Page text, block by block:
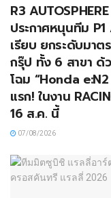
R3
ประกาศหนุนทีม
เรียบ ยกระดับมา
กรุ๊ป ทั้ง 6 สาขา ด้
โฉม “Honda
แรก! ในงาน
16 ส.ค. นี้
07/08/2026